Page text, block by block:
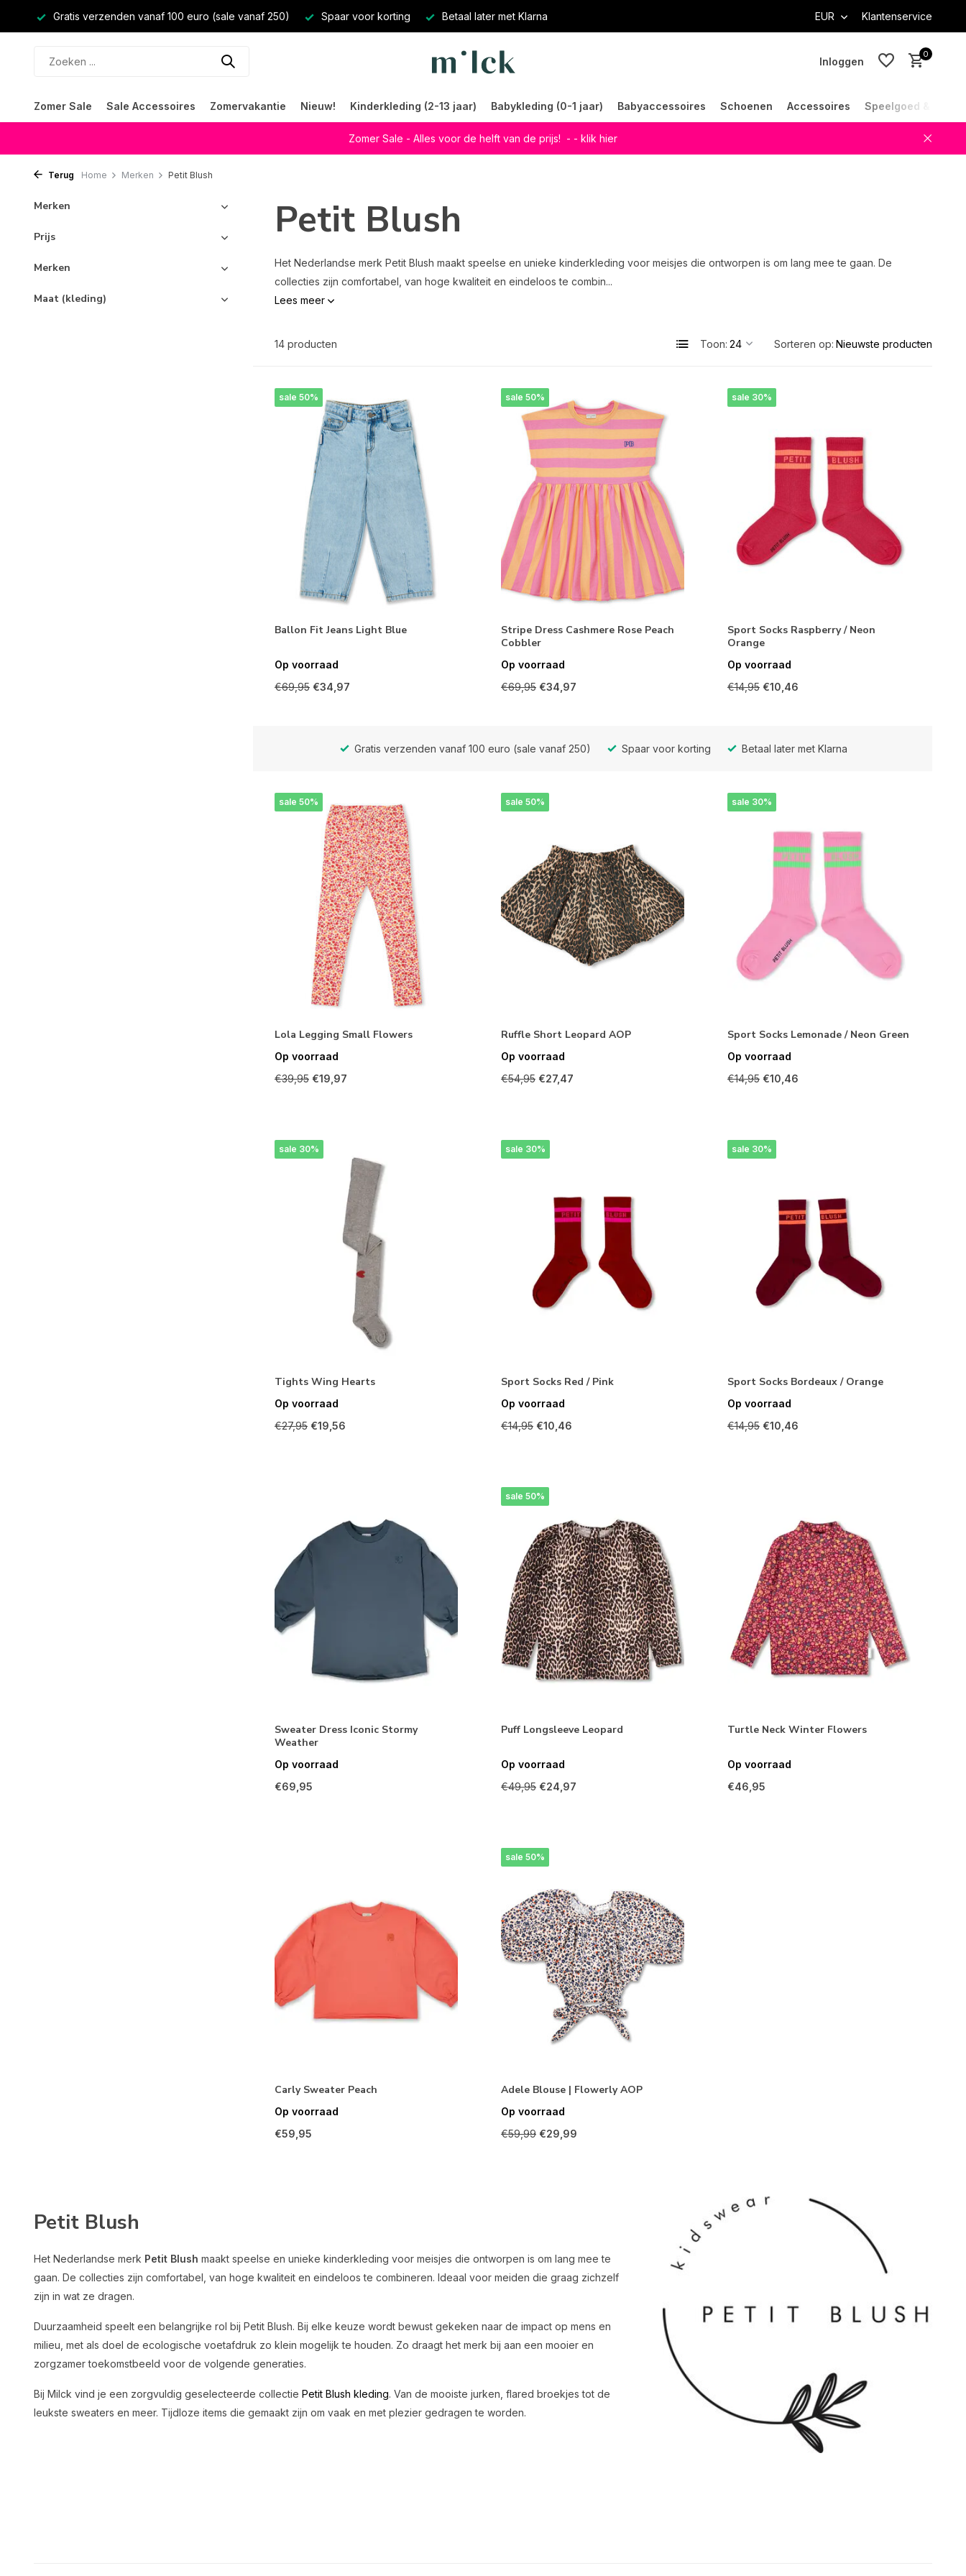
Gratis verzenden vanaf 100 euro (sale vanaf 250) Spaar voor korting Betaal later met Klarna EUR Klantenservice
Inloggen
0
Zomer Sale Sale Accessoires Zomervakantie Nieuw! Kinderkleding (2-13 jaar) Babykleding (0-1 jaar) Babyaccessoires Schoenen Accessoires Speelgoed &
Zomer Sale - Alles voor de helft van de prijs! - - klik hier
Terug Home Merken Petit Blush
Merken
Prijs
Merken
Maat (kleding)
Petit Blush
Het Nederlandse merk Petit Blush maakt speelse en unieke kinderkleding voor meisjes die ontworpen is om lang mee te gaan. De
collecties zijn comfortabel, van hoge kwaliteit en eindeloos te combin...
Lees meer
14 producten Toon: Sorteren op:
sale 50%
Ballon Fit Jeans Light Blue
Op voorraad
€69,95 €34,97
sale 50%
Stripe Dress Cashmere Rose Peach
Cobbler
Op voorraad
€69,95 €34,97
sale 30%
Sport Socks Raspberry / Neon
Orange
Op voorraad
€14,95 €10,46
Gratis verzenden vanaf 100 euro (sale vanaf 250) Spaar voor korting Betaal later met Klarna
sale 50%
Lola Legging Small Flowers
Op voorraad
€39,95 €19,97
sale 50%
Ruffle Short Leopard AOP
Op voorraad
€54,95 €27,47
sale 30%
Sport Socks Lemonade / Neon Green
Op voorraad
€14,95 €10,46
sale 30%
Tights Wing Hearts
Op voorraad
€27,95 €19,56
sale 30%
Sport Socks Red / Pink
Op voorraad
€14,95 €10,46
sale 30%
Sport Socks Bordeaux / Orange
Op voorraad
€14,95 €10,46
Sweater Dress Iconic Stormy
Weather
Op voorraad
€69,95
sale 50%
Puff Longsleeve Leopard
Op voorraad
€49,95 €24,97
Turtle Neck Winter Flowers
Op voorraad
€46,95
Carly Sweater Peach
Op voorraad
€59,95
sale 50%
Adele Blouse | Flowerly AOP
Op voorraad
€59,99 €29,99
Petit Blush
Het Nederlandse merk Petit Blush maakt speelse en unieke kinderkleding voor meisjes die ontworpen is om lang mee te
gaan. De collecties zijn comfortabel, van hoge kwaliteit en eindeloos te combineren. Ideaal voor meiden die graag zichzelf
zijn in wat ze dragen.
Duurzaamheid speelt een belangrijke rol bij Petit Blush. Bij elke keuze wordt bewust gekeken naar de impact op mens en
milieu, met als doel de ecologische voetafdruk zo klein mogelijk te houden. Zo draagt het merk bij aan een mooier en
zorgzamer toekomstbeeld voor de volgende generaties.
Bij Milck vind je een zorgvuldig geselecteerde collectie Petit Blush kleding. Van de mooiste jurken, flared broekjes tot de
leukste sweaters en meer. Tijdloze items die gemaakt zijn om vaak en met plezier gedragen te worden.